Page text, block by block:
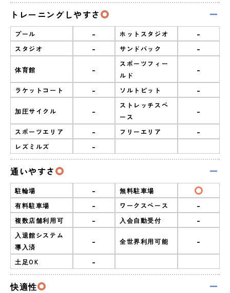
トレーニングしやすさ
プール - ホットスタジオ -
スタジオ - サンドバック -
体育館 -
スポーツフィー
ルド
-
ラケットコート - ソルトピット -
加圧サイクル -
ストレッチスペ
ース
-
スポーツエリア - フリーエリア -
レズミルズ -
通いやすさ
駐輪場 -
無料駐車場
有料駐車場
- ワークスペース -
複数店舗利用可 - 入会自動受付 -
入退館システム
導入済
- 全世界利用可能 -
土足OK -
快適性